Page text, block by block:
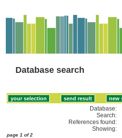
Database search
Database:
Search:
References found:
Showing:
page 1 of 2